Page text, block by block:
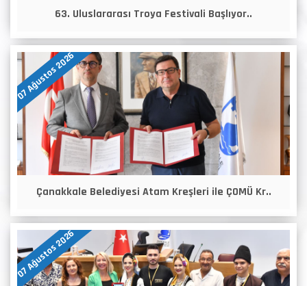
63. Uluslararası Troya Festivali Başlıyor..
07 Ağustos 2026
Çanakkale Belediyesi Atam Kreşleri ile ÇOMÜ Kr..
07 Ağustos 2026